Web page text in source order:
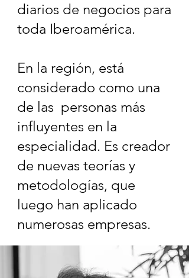
diarios de negocios para
toda Iberoamérica.
En la región, está
considerado como una
de las personas más
influyentes en la
especialidad. Es creador
de nuevas teorías y
metodologías, que
luego han aplicado
numerosas empresas.